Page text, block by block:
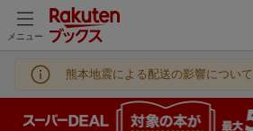
メニュー
熊本地震による配送の影響について